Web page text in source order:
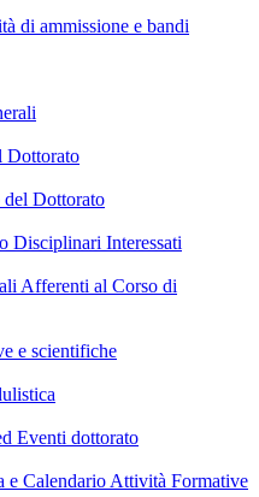
di ammissione e bandi
Dottorato
Dottorato
Disciplinari Interessati
Afferenti al Corso di
e scientifiche
Eventi dottorato
e Calendario Attività Formative